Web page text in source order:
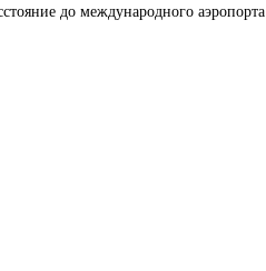
до международного аэропорта